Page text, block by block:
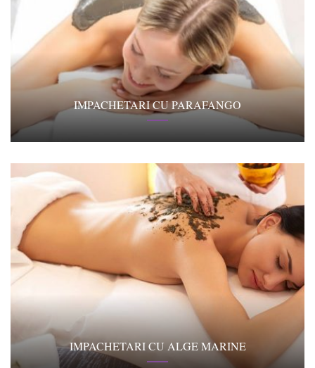
IMPACHETARI CU PARAFANGO
IMPACHETARI CU ALGE MARINE